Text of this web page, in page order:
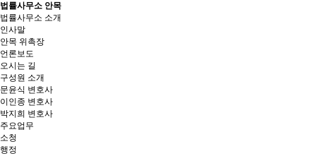
법률사무소 안목
법률사무소 소개
인사말
안목 위촉장
언론보도
오시는 길
구성원 소개
문윤식 변호사
이인종 변호사
박지희 변호사
주요업무
소청
행정